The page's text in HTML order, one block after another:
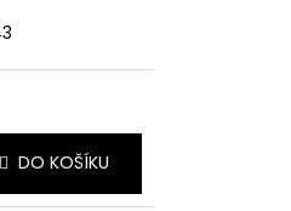
DO KOŠÍKU